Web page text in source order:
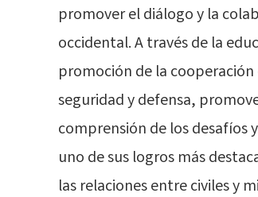
promover el diálogo y la
occidental. A través de la
promoción de la
seguridad y defensa,
comprensión de los desafíos
uno de sus logros más
las relaciones entre civiles y